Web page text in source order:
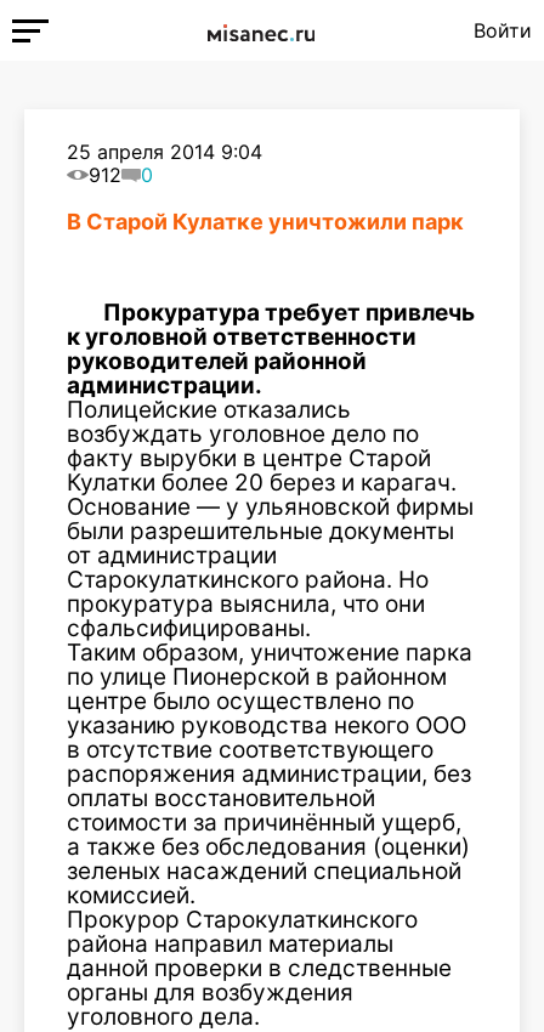
Войти
25 апреля 2014 9:04
912
0
В Старой Кулатке уничтожили парк
Прокуратура требует привлечь
к уголовной ответственности
руководителей районной
администрации.
Полицейские отказались
возбуждать уголовное дело по
факту вырубки в центре Старой
Кулатки более 20 берез и карагач.
Основание — у ульяновской фирмы
были разрешительные документы
от администрации
Старокулаткинского района. Но
прокуратура выяснила, что они
сфальсифицированы.
Таким образом, уничтожение парка
по улице Пионерской в районном
центре было осуществлено по
указанию руководства некого ООО
в отсутствие соответствующего
распоряжения администрации, без
оплаты восстановительной
стоимости за причинённый ущерб,
а также без обследования (оценки)
зеленых насаждений специальной
комиссией.
Прокурор Старокулаткинского
района направил материалы
данной проверки в следственные
органы для возбуждения
уголовного дела.